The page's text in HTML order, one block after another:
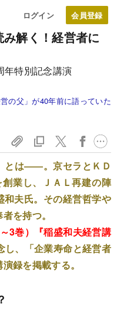
ログイン
み解く！経営者に
年特別記念講演
の父」が40年前に語っていた
とは――。京セラとＫＤ
業し、ＪＡＬ再建の陣
夫氏。その経営哲学や
を持つ。
3巻）
『稲盛和夫経営講
し、「企業寿命と経営者
録を掲載する。